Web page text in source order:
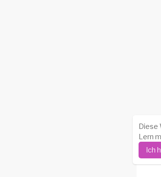
Diese
Lern
Ich